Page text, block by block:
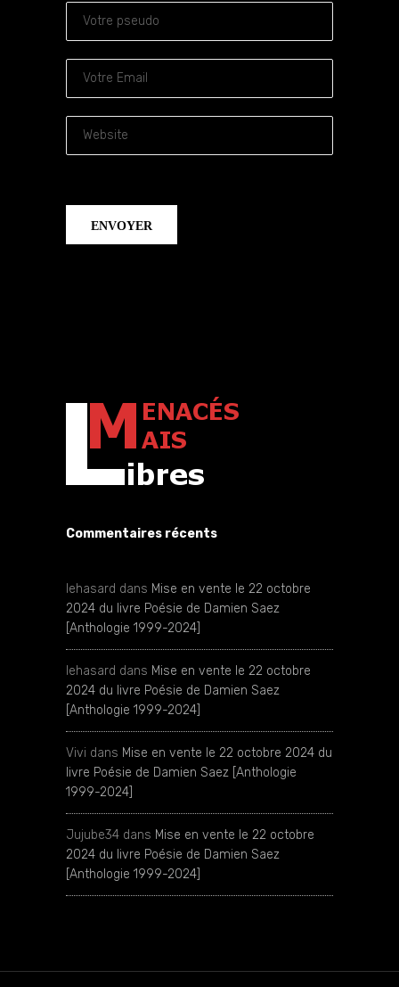
Commentaires récents
lehasard dans Mise en vente le 22 octobre
2024 du livre Poésie de Damien Saez
[Anthologie 1999-2024]
lehasard dans Mise en vente le 22 octobre
2024 du livre Poésie de Damien Saez
[Anthologie 1999-2024]
Vivi dans Mise en vente le 22 octobre 2024 du
livre Poésie de Damien Saez [Anthologie
1999-2024]
Jujube34 dans Mise en vente le 22 octobre
2024 du livre Poésie de Damien Saez
[Anthologie 1999-2024]